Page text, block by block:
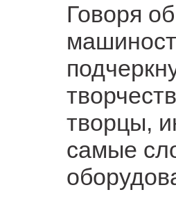
Говоря
творцы,
самые